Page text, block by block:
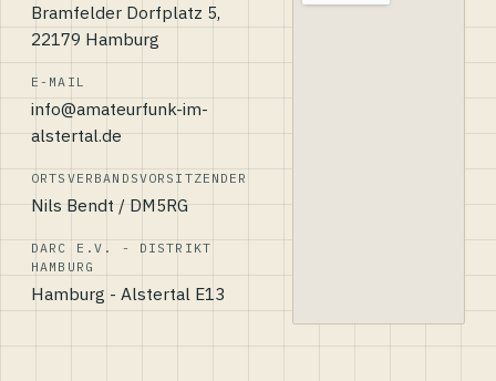
Bramfelder Dorfplatz 5,
22179 Hamburg
E-MAIL
info@amateurfunk-im-
alstertal.de
ORTSVERBANDSVORSITZENDER
Nils Bendt / DM5RG
DARC E.V. - DISTRIKT
HAMBURG
Hamburg - Alstertal E13